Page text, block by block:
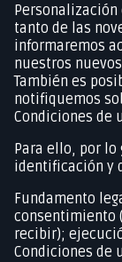
Personalización
tanto de las
informaremos
nuestros
También es
notifiquemos
Condiciones de
Para ello, por lo
identificación y
Fundamento
consentimiento
recibir);
Condiciones de